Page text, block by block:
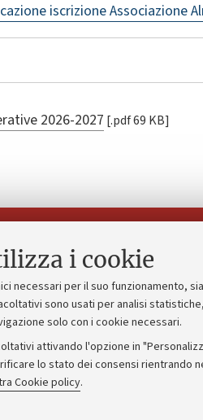
i cookie
necessari per il suo funzionamento,
sono usati per analisi
solo con i cookie necessari.
attivando l'opzione in
lo stato dei consensi rientrando
Cookie policy.
iscrizione Associazione
2026-2027 [.pdf 69 KB]
Piano strategico
Bilanci
Donazioni e 5x1000
Merchandising - UniboStore